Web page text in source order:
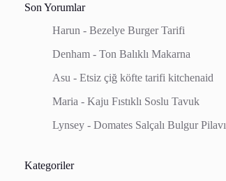
Son Yorumlar
Harun -Bezelye Burger Tarifi
Denham -Ton Balıklı Makarna
Asu -Etsiz çiğ köfte tarifi kitchenaid
Maria -Kaju Fıstıklı Soslu Tavuk
Lynsey -Domates Salçalı Bulgur Pilavı
Kategoriler